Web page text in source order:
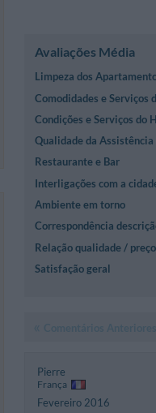
Avaliações Média
Limpeza dos
Comodidades e Serviços
Condições e Serviços do
Qualidade da Assistência
Restaurante e Bar
Interligações com a
Ambiente em torno
Correspondência
Relação qualidade / preço
Satisfação geral
Pierre
França
Fevereiro 2016